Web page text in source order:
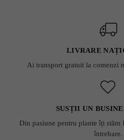
LIVRARE
Ai transport gratuit la comenzi
SUSȚII UN
Din pasiune pentru plante îți stăm
întrebare.